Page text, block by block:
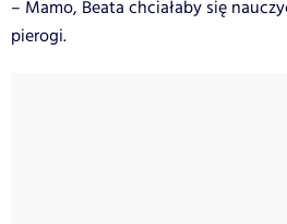
– Mamo, Beata chciałaby się
pierogi.